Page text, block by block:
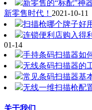
新零售的“标配”神
新零售时代！ 2021-10-11
扫描枪哪个牌子好
连锁便利店购入得
01-14
手持条码扫描器如
无线条码扫描器的
常见条码扫描器基
无线一维扫描枪配
关于我们